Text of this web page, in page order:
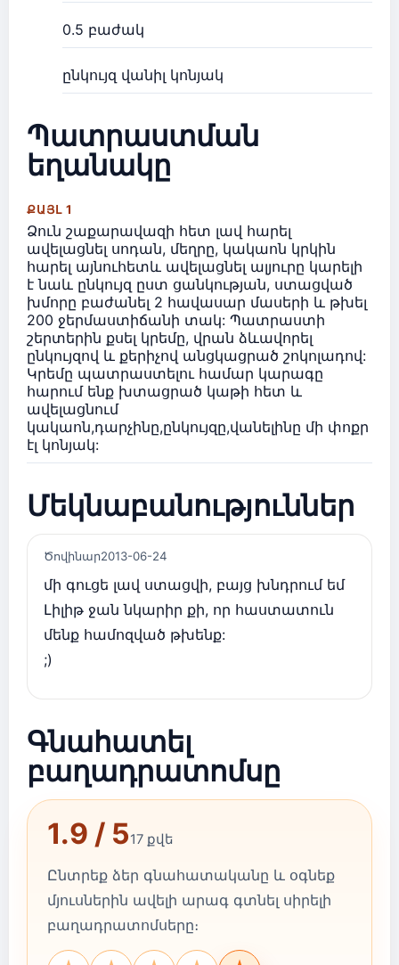
0.5 բաժակ
ընկույզ վանիլ կոնյակ
Պատրաստման
եղանակը
ՔԱՅԼ 1
Ձուն շաքարավազի հետ լավ հարել
ավելացնել սոդան, մեղրը, կակաոն կրկին
հարել այնուհետև ավելացնել ալյուրը կարելի
է նաև ընկույզ ըստ ցանկության, ստացված
խմորը բաժանել 2 հավասար մասերի և թխել
200 ջերմաստիճանի տակ: Պատրաստի
շերտերին քսել կրեմը, վրան ձևավորել
ընկույզով և քերիչով անցկացրած շոկոլադով:
Կրեմը պատրաստելու համար կարագը
հարում ենք խտացրած կաթի հետ և
ավելացնում
կակաոն,դարչինը,ընկույզը,վանելինը մի փոքր
էլ կոնյակ:
Մեկնաբանություններ
Ծովինար2013-06-24
մի գուցե լավ ստացվի, բայց խնդրում եմ
Լիլիթ ջան նկարիր քի, որ հաստատուն
մենք համոզված թխենք:
;)
Գնահատել
բաղադրատոմսը
1.9 / 517 քվե
Ընտրեք ձեր գնահատականը և օգնեք
մյուսներին ավելի արագ գտնել սիրելի
բաղադրատոմսերը։